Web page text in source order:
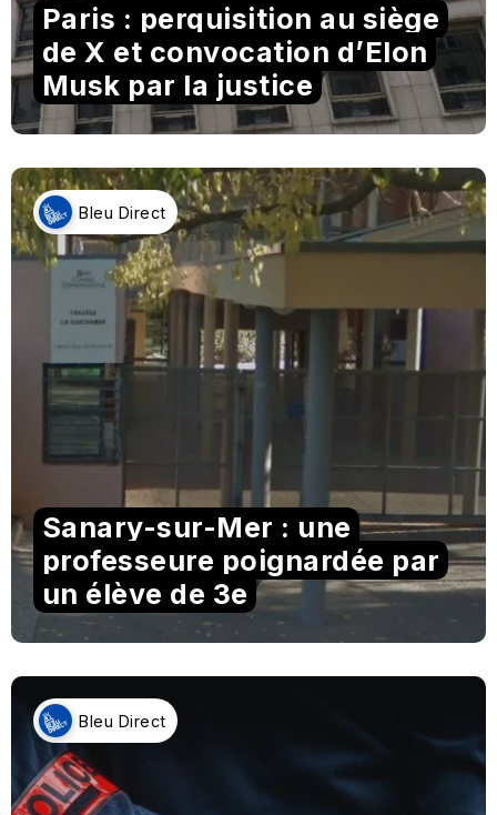
Paris : perquisition au siège
de X et convocation d’Elon
Musk par la justice
Bleu Direct
Sanary-sur-Mer : une
professeure poignardée par
un élève de 3e
Bleu Direct